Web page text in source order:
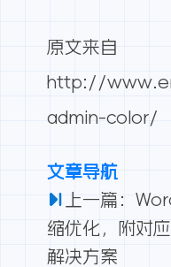
原文来自
http://
admin-color/
文章导航
上一篇：
缩优化，附对
解决方案